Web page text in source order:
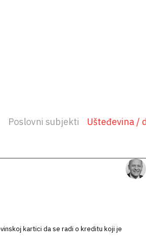
Poslovni subjekti Ušteđevina /
kartici da se radi o kreditu koji je